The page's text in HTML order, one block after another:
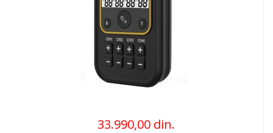
33.990,00 din.